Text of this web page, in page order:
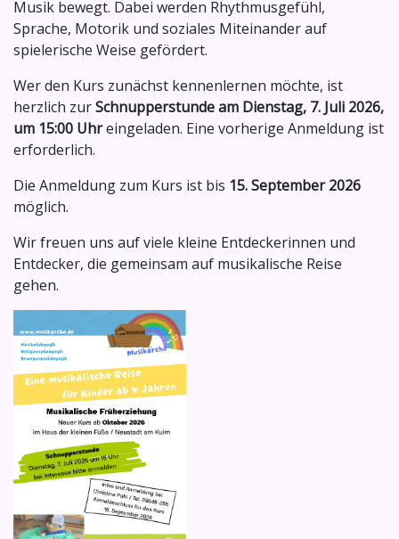
Musik bewegt. Dabei werden Rhythmusgefühl,
Sprache, Motorik und soziales Miteinander auf
spielerische Weise gefördert.
Wer den Kurs zunächst kennenlernen möchte, ist
herzlich zurSchnupperstunde am Dienstag, 7. Juli 2026,
um 15:00 Uhreingeladen. Eine vorherige Anmeldung ist
erforderlich.
Die Anmeldung zum Kurs ist bis 15. September 2026
möglich.
Wir freuen uns auf viele kleine Entdeckerinnen und
Entdecker, die gemeinsam auf musikalische Reise
gehen.